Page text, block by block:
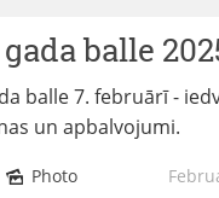
balle
balle 7. februārī -
un apbalvojumi.
Photo